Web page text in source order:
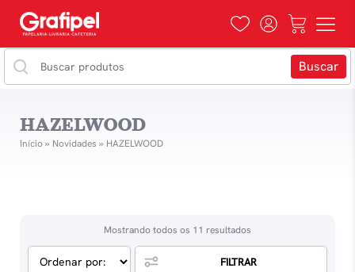
HAZELWOOD
Início» Novidades » HAZELWOOD
Mostrando todos os 11 resultados
FILTRAR